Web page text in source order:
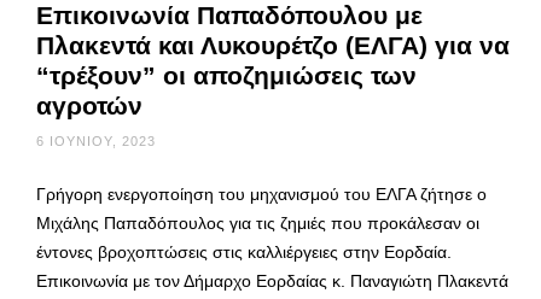
Επικοινωνία Παπαδόπουλου με
Πλακεντά και Λυκουρέτζο (ΕΛΓΑ) για να
“τρέξουν” οι αποζημιώσεις των
αγροτών
6 ΙΟΥΝΊΟΥ, 2023
Γρήγορη ενεργοποίηση του μηχανισμού του ΕΛΓΑ ζήτησε ο
Μιχάλης Παπαδόπουλος για τις ζημιές που προκάλεσαν οι
έντονες βροχοπτώσεις στις καλλιέργειες στην Εορδαία.
Επικοινωνία με τον Δήμαρχο Εορδαίας κ. Παναγιώτη Πλακεντά